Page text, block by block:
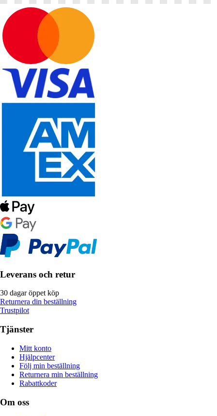
Leverans och retur
30 dagar öppet köp
Returnera din beställning
Trustpilot
Tjänster
Mitt konto
Hjälpcenter
Följ min beställning
Returnera min beställning
Rabattkoder
Om oss